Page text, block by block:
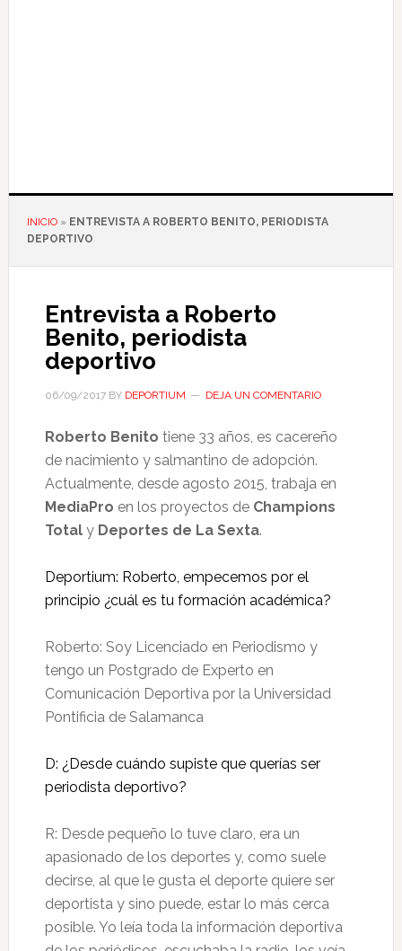
INICIO» ENTREVISTA A ROBERTO BENITO, PERIODISTA
DEPORTIVO
Entrevista a Roberto
Benito, periodista
deportivo
06/09/2017BY DEPORTIUM DEJA UN COMENTARIO
Roberto Benito tiene 33 años, es cacereño
de nacimiento y salmantino de adopción.
Actualmente, desde agosto 2015, trabaja en
MediaPro en los proyectos de Champions
Totaly Deportes de La Sexta.
Deportium: Roberto, empecemos por el
principio ¿cuál es tu formación académica?
Roberto: Soy Licenciado en Periodismo y
tengo un Postgrado de Experto en
Comunicación Deportiva por la Universidad
Pontificia de Salamanca
D: ¿Desde cuándo supiste que querías ser
periodista deportivo?
R: Desde pequeño lo tuve claro, era un
apasionado de los deportes y, como suele
decirse, al que le gusta el deporte quiere ser
deportista y sino puede, estar lo más cerca
posible. Yo leía toda la información deportiva